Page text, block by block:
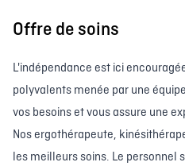
Offre de soins
L'indépendance est ici
polyvalents menée par une
vos besoins et vous assure une
Nos ergothérapeute,
les meilleurs soins. Le personnel